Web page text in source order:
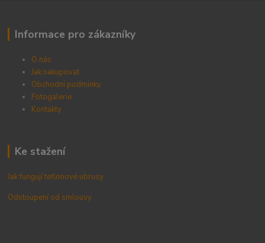
Informace pro zákazníky
O nás
Jak nakupovat
Obchodní podmínky
Fotogalerie
Kontakty
Ke stažení
Jak fungují teflonové ubrusy
Odstoupení od smlouvy